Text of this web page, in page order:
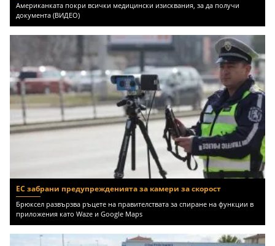
Американката покри всички медицински изисквания, за да получи
документа (ВИДЕО)
ЕС забрани предупрежденията за камери за скорост
Брюксел развързва ръцете на правителствата за спиране на функции в
приложения като Waze и Google Maps